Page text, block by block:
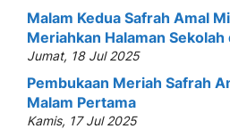
Malam Kedua Safrah Amal
Meriahkan Halaman
Jumat, 18 Jul 2025
Pembukaan Meriah Safrah
Malam Pertama
Kamis, 17 Jul 2025